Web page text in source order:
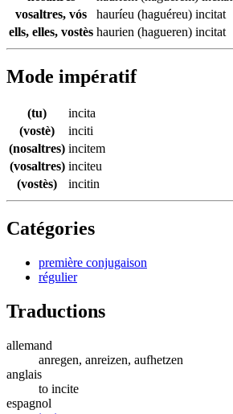
vosaltres, vós
hauríeu (haguéreu) incitat
ells, elles, vostès haurien (hagueren) incitat
Mode impératif
(tu)
incita
(vostè)
inciti
(nosaltres) incitem
(vosaltres) inciteu
(vostès)
incitin
Catégories
première conjugaison
régulier
Traductions
allemand
anregen, anreizen, aufhetzen
anglais
to incite
espagnol